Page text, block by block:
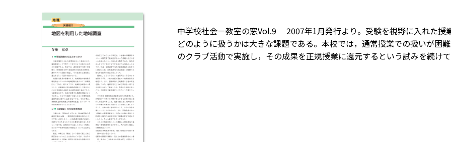
中学校社会－教室の窓Vol.9 2007年1月発行より。受験を視野に入れた授
どのように扱うかは大きな課題である。本校では，通常授業での扱いが困
のクラブ活動で実施し，その成果を正規授業に還元するという試みを続けて